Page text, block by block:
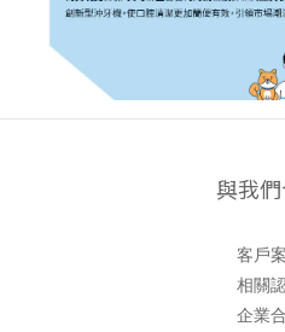
與我
客戶
相關
企業